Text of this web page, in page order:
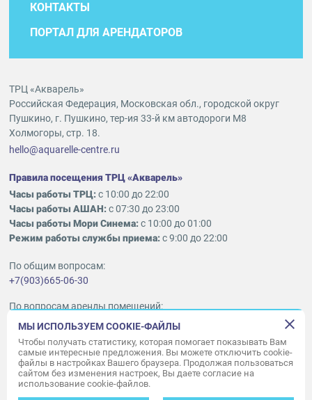
КОНТАКТЫ
ПОРТАЛ ДЛЯ АРЕНДАТОРОВ
ТРЦ «Акварель»
Российская Федерация, Московская обл., городской округ
Пушкино, г. Пушкино, тер-ия 33-й км автодороги М8
Холмогоры, стр. 18.
hello@aquarelle-centre.ru
Правила посещения ТРЦ «Акварель»
Часы работы ТРЦ:с 10:00 до 22:00
Часы работы АШАН:с 07:30 до 23:00
Часы работы Мори Синема:с 10:00 до 01:00
Режим работы службы приема:с 9:00 до 22:00
По общим вопросам:
+7(903)665-06-30
По вопросам аренды помещений:
ukleykina@nhood.com
+7(903)665-98-78
© ООО «Акварель» 2010–2026.
Все права защищены
МЫ ИСПОЛЬЗУЕМ COOKIE-ФАЙЛЫ
Чтобы получать статистику, которая помогает показывать Вам
самые интересные предложения. Вы можете отключить cookie-
файлы в настройках Вашего браузера. Продолжая пользоваться
сайтом без изменения настроек, Вы даете согласие на
использование cookie-файлов.